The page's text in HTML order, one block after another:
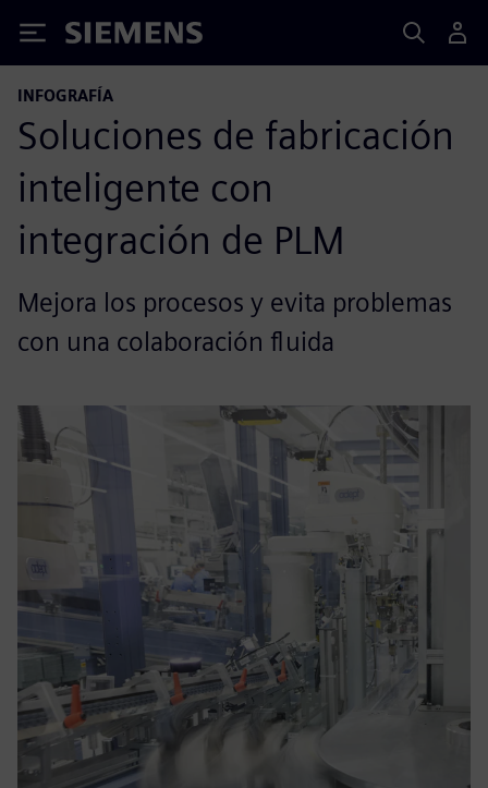
Siemens
INFOGRAFÍA
Soluciones de fabricación
inteligente con
integración de PLM
Mejora los procesos y evita problemas
con una colaboración fluida